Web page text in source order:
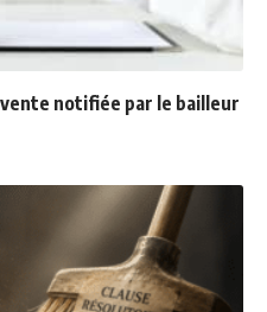
notifiée par le bailleur